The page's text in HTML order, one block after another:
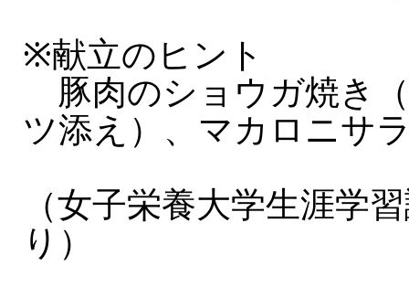
※献立のヒント
豚肉のショウガ焼き
ツ添え）、マカロニサ
（女子栄養大学生涯学
り）